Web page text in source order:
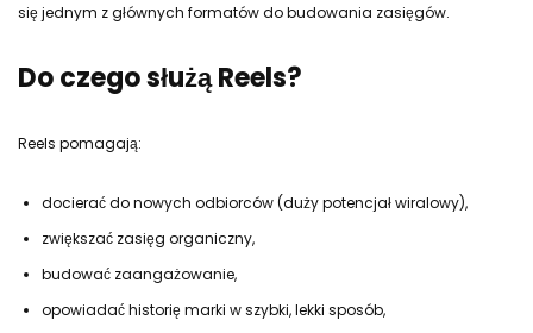
się jednym z głównych formatów do budowania zasięgów.
Do czego służą Reels?
Reels pomagają:
docierać do nowych odbiorców (duży potencjał wiralowy),
zwiększać zasięg organiczny,
budować zaangażowanie,
opowiadać historię marki w szybki, lekki sposób,